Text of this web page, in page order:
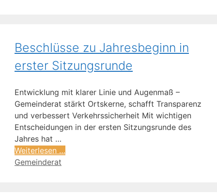
Beschlüsse zu Jahresbeginn in
erster Sitzungsrunde
Entwicklung mit klarer Linie und Augenmaß –
Gemeinderat stärkt Ortskerne, schafft Transparenz
und verbessert Verkehrssicherheit Mit wichtigen
Entscheidungen in der ersten Sitzungsrunde des
Jahres hat …
Weiterlesen …
Gemeinderat